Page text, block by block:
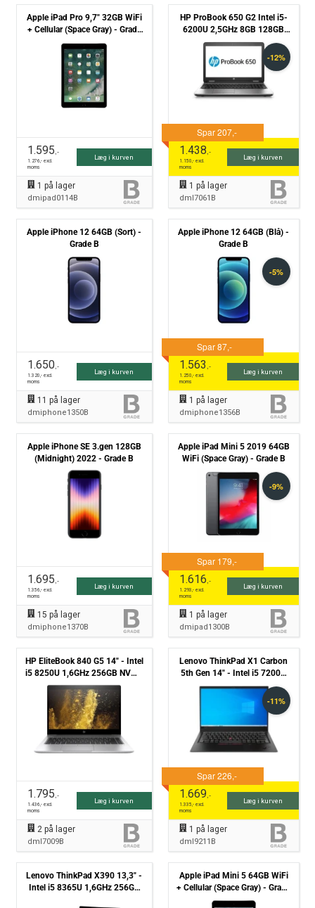
Apple iPad Pro 9,7" 32GB WiFi
+ Cellular (Space Gray) - Grade
B
1.595,-
1.276,- excl.
moms
Læg i kurven
1 på lager
dmipad0114B
HP ProBook 650 G2 Intel i5-
6200U 2,5GHz 8GB 128GB
NVMe Win10 Pro - Grade B
1.438,-
1.150,- excl.
moms
Læg i kurven
1 på lager
dml7061B
Apple iPhone 12 64GB (Sort) -
Grade B
1.650,-
1.320,- excl.
moms
Læg i kurven
11 på lager
dmiphone1350B
Apple iPhone 12 64GB (Blå) -
Grade B
1.563,-
1.250,- excl.
moms
Læg i kurven
1 på lager
dmiphone1356B
Apple iPhone SE 3.gen 128GB
(Midnight) 2022 - Grade B
1.695,-
1.356,- excl.
moms
Læg i kurven
15 på lager
dmiphone1370B
Apple iPad Mini 5 2019 64GB
WiFi (Space Gray) - Grade B
1.616,-
1.293,- excl.
moms
Læg i kurven
1 på lager
dmipad1300B
HP EliteBook 840 G5 14" - Intel
i5 8250U 1,6GHz 256GB NVMe
8GB Win11 Pro - Grade B
1.795,-
1.436,- excl.
moms
Læg i kurven
2på lager
dml7009B
Lenovo ThinkPad X1 Carbon
5th Gen 14" - Intel i5 7200U
2,5GHz 256GB NMVe 8GB
Win10 Pro - Grade B
1.669,-
1.335,- excl.
moms
Læg i kurven
1 på lager
dml9211B
Lenovo ThinkPad X390 13,3" -
Intel i5 8365U 1,6GHz 256GB
Apple iPad Mini 5 64GB WiFi
+ Cellular (Space Gray) - Grade
B